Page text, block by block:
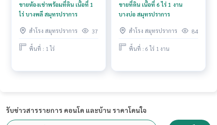
ขายห้องเช่าพร้อมที่ดิน เนื้อที่ 1
ไร่ บางพลี สมุทรปราการ
สำโรง สมุทรปราการ 37
พื้นที่ : 1 ไร่
ขายที่ดิน เนื้อที่ 6 ไร่ 1 งาน
บางบ่อ สมุทรปราการ
สำโรง สมุทรปราการ 84
พื้นที่ : 6 ไร่ 1 งาน
รับข่าวสารรายการ คอนโด และบ้าน ราคาโดนใจ